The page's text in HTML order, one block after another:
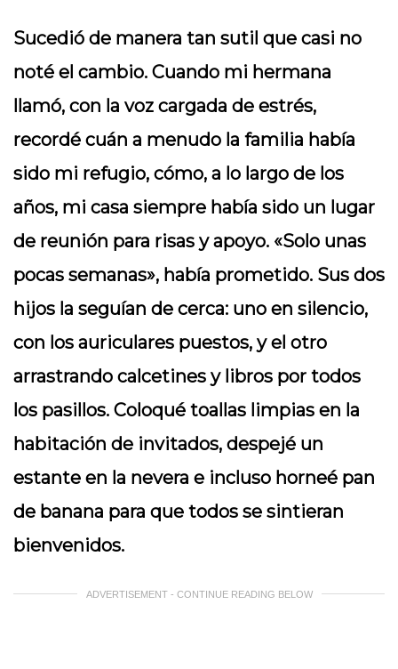
Sucedió de manera tan sutil que casi no
noté el cambio. Cuando mi hermana
llamó, con la voz cargada de estrés,
recordé cuán a menudo la familia había
sido mi refugio, cómo, a lo largo de los
años, mi casa siempre había sido un lugar
de reunión para risas y apoyo. «Solo unas
pocas semanas», había prometido. Sus dos
hijos la seguían de cerca: uno en silencio,
con los auriculares puestos, y el otro
arrastrando calcetines y libros por todos
los pasillos. Coloqué toallas limpias en la
habitación de invitados, despejé un
estante en la nevera e incluso horneé pan
de banana para que todos se sintieran
bienvenidos.
ADVERTISEMENT - CONTINUE READING BELOW